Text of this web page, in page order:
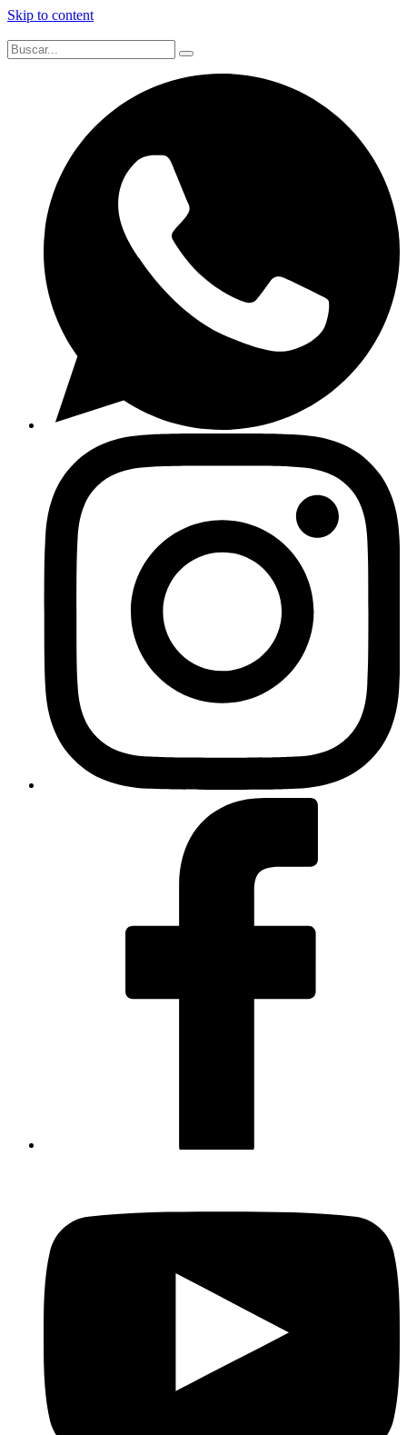
Skip to content